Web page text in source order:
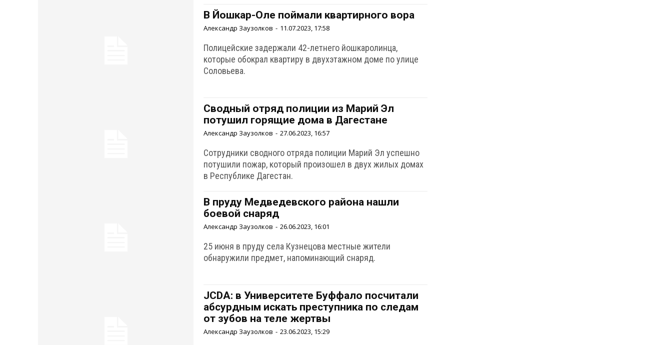
В Йошкар-Оле поймали квартирного вора
Александр Заузолков - 11.07.2023, 17:58
Полицейские задержали 42-летнего йошкаролинца,
которые обокрал квартиру в двухэтажном доме по улице
Соловьева.
Сводный отряд полиции из Марий Эл
потушил горящие дома в Дагестане
Александр Заузолков - 27.06.2023, 16:57
Сотрудники сводного отряда полиции Марий Эл успешно
потушили пожар, который произошел в двух жилых домах
в Республике Дагестан.
В пруду Медведевского района нашли
боевой снаряд
Александр Заузолков - 26.06.2023, 16:01
25 июня в пруду села Кузнецова местные жители
обнаружили предмет, напоминающий снаряд.
JCDA: в Университете Буффало посчитали
абсурдным искать преступника по следам
от зубов на теле жертвы
Александр Заузолков - 23.06.2023, 15:29